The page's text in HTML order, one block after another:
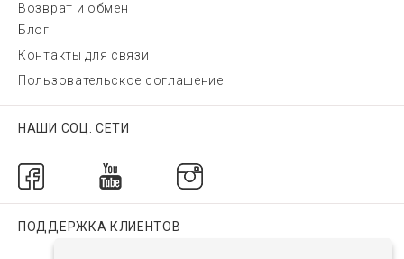
Возврат и обмен
Блог
Контакты для связи
Пользовательское соглашение
НАШИ СОЦ. СЕТИ
ПОДДЕРЖКА КЛИЕНТОВ